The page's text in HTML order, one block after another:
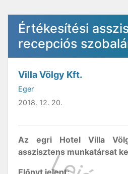
Értékesítési
recepciós
Villa Völgy Kft.
Eger
2018. 12. 20.
Az egri Hotel Villa
asszisztens munkatársat
Előnyt jelent: